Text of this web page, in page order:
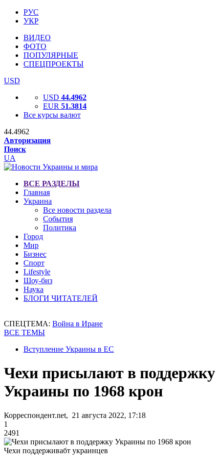
РУС
УКР
ВИДЕО
ФОТО
ПОПУЛЯРНЫЕ
СПЕЦПРОЕКТЫ
USD
USD 44.4962
EUR 51.3814
Все курсы валют
44.4962
Авторизация
Поиск
UA
ВСЕ РАЗДЕЛЫ
Главная
Украина
Все новости раздела
События
Политика
Город
Мир
Бизнес
Спорт
Lifestyle
Шоу-биз
Наука
БЛОГИ ЧИТАТЕЛЕЙ
СПЕЦТЕМА: Война в Иране
ВСЕ ТЕМЫ
Вступление Украины в ЕС
Чехи присылают в поддержку
Украины по 1968 крон
Корреспондент.net, 21 августа 2022, 17:18
1
2491
Чехи поддерживабт украинцев